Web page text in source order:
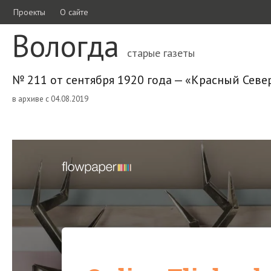
Проекты О сайте
Вологда старые газеты
№ 211 от сентября 1920 года — «Красный
в архиве с 04.08.2019